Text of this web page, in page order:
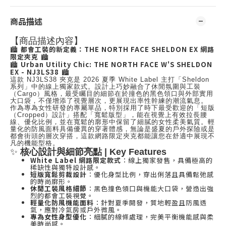
商品描述
【商品描述內容】
🏙️ 都會工裝的新定義：THE NORTH FACE SHELDON EX 網路
限定夾克 🏙️
🏙️ Urban Utility Chic: THE NORTH FACE W'S SHELDON
EX - NJ3LS38 🏙️
這款 NJ3LS38 夾克是 2026 夏季 White Label 主打「Sheldon
系列」中的線上獨家款式。設計上巧妙融合了休閒氛圍與工裝
（Cargo）風格，最受矚目的細節在於撞色的黑色領口與外部實用
大口袋，不僅增添了視覺層次，更展現出率性幹練的潮流氣息。
作為專為女性研發的專屬單品，特別採用了時下最受歡迎的「短版
（Cropped）設計」搭配「寬鬆版型」，能在視覺上有效拉長腰
線、優化比例，並在寬鬆的廓形中保留了細膩的女性柔美氣質。輕
量化的防風面料具備優異的穿著體感，無論是盛夏的戶外探險或是
都會街頭的層次穿搭，這款網路限定夾克都能讓您在舒適中展現不
凡的機能型格。
✨核心設計與細節亮點 | Key Features
White Label 網路限定款式：線上獨家發售，具備極高的
稀缺性與獨特設計感。
短版寬鬆剪裁設計 ：優化身型比例，穿出俐落且具備鬆弛感
的時尚廓形。
休閒工裝風格細節 ：黑色撞色領口與機能大口袋，營造出強
烈的都會工裝視覺。
輕量化防風機能面料 ：針對夏季開發，質地輕盈且防風透
氣，應對冷氣房或戶外微風。
專為女性身型優化 ：細膩的線條處理，完美平衡機能感與柔
美時尚感。